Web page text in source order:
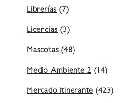
Librerías (7)
Licencias (3)
Mascotas (48)
Medio Ambiente 2(14)
Mercado Itinerante (423)